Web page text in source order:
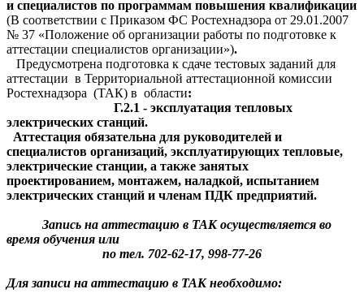
и специалистов по программам повышения квалификации
(В соответствии с Приказом ФС Ростехнадзора от 29.01.2007
№ 37 «Положение об организации работы по подготовке к
аттестации специалистов организации»).
Предусмотрена подготовка к сдаче тестовых заданий для
аттестации в Территориальной аттестационной комиссии
Ростехнадзора (ТАК) в области:
Г.2.1 - эксплуатация тепловых
электрических станций.
Аттестация обязательна для руководителей и
специалистов организаций, эксплуатирующих тепловые,
электрические станции, а также занятых
проектированием, монтажем, наладкой, испытанием
электрических станций и членам ПДК предприятий.
Запись на аттестацию в ТАК осуществляется во
время обучения или
по тел. 702-62-17, 998-77-26
Для записи на аттестацию в ТАК необходимо: